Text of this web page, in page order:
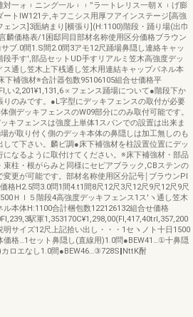
対一ォ︲ニング一ル︲︲”ラ一トレリス一朝Ｘ︲げ膨
ートIW121テ,キフこシス用厚フアインステージ[高強
ェンス]3面納まり[横張り](H:1100)階段・踊り場(出巾
麟価格表/1困邸同目部材名称使用区分価格ブラウン
ブ.0間1.S間2.0間3アモ12尺踊場鼻隠し連絡キャッ
段手す',部品セットUD手すリアルミ笠木高強度デッ
ス通し笠木上下桟通し笠木用連結キャップパネル本
下補強材※合計器包数95106105組合せ価格平
い2,201¥1,131,6∝フェンス踊場について●階段下か
りのみです。●L字型にデッキフェンスの取付が必要
側デッキフェンスのW09部分にのみ取付可能です。
キフェンスは強度上単体1スパンでの設置は出来ま
が取り付く側のデッキ本体の鼻隠しは加工無しのも
して下さい。麟ビ調●床下補強材を柱設置位置にデッ
になるように取付けてください。※床下補強材・部品
束柱・根がらみと同様にセピアブラック,CBステンの
変更が可能です。部材名称使用区分記号￨ブラウンPI
格H2.5問3.0問1間4.t1間8尺12尺3尺12尺9尺12尺9尺
Ｈｌ５階段4高強度デッキフェンス1ス′ヽ通し笠木
ル本体H:1100合計梱包数122126132組合せ価格
駅軍1,353170C¥1,298,00(Fl,417,40trl,357,200
明サイズ12尺上記拾い出し・・・1セヽノト十日1500
価格…1セット鼻隠し(直線用)1.0問●BEW41…①十鼻隠
カロエなし1.0間●BEW46…③728S‖NttK酎